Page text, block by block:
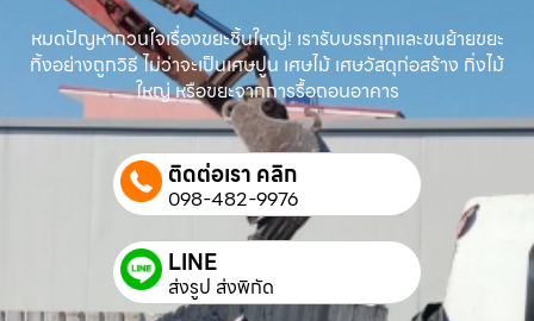
หมดปัญหากวนใจเรื่องขยะชิ้นใหญ่! เรารับบรรทุกและขนย้ายขยะ
ทิ้งอย่างถูกวิธี ไม่ว่าจะเป็นเศษปูน เศษไม้ เศษวัสดุก่อสร้าง กิ่งไม้
ใหญ่ หรือขยะจากการรื้อถอนอาคาร
ติดต่อเรา คลิก
098-482-9976
LINE
ส่งรูป ส่งพิกัด